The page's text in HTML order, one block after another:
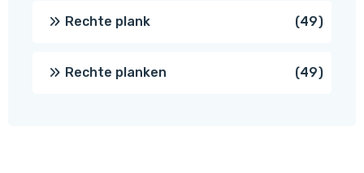
Rechte plank 4949
Rechte planken 4949